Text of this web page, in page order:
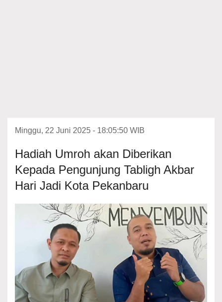
Minggu, 22 Juni 2025 - 18:05:50 WIB
Hadiah Umroh akan Diberikan
Kepada Pengunjung Tabligh Akbar
Hari Jadi Kota Pekanbaru